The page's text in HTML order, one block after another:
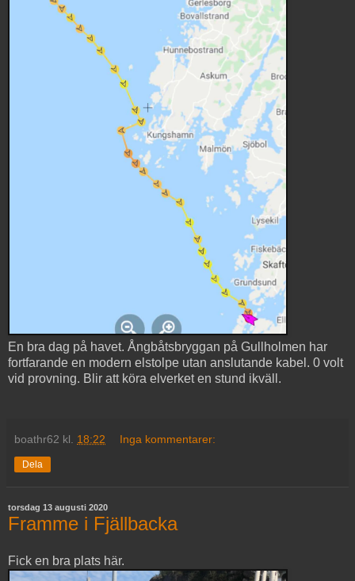
En bra dag på havet. Ångbåtsbryggan på Gullholmen har
fortfarande en modern elstolpe utan anslutande kabel. 0 volt
vid provning. Blir att köra elverket en stund ikväll.
boathr62 kl. 18:22 Inga kommentarer:
Dela
torsdag 13 augusti 2020
Framme i Fjällbacka
Fick en bra plats här.